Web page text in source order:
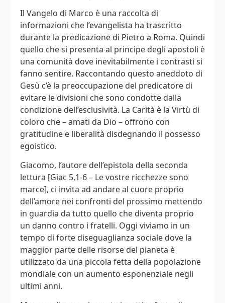
Il Vangelo di Marco è una raccolta di
informazioni che l’evangelista ha trascritto
durante la predicazione di Pietro a Roma. Quindi
quello che si presenta al principe degli apostoli è
una comunità dove inevitabilmente i contrasti si
fanno sentire. Raccontando questo aneddoto di
Gesù c’è la preoccupazione del predicatore di
evitare le divisioni che sono condotte dalla
condizione dell’esclusività. La Carità è la Virtù di
coloro che – amati da Dio – offrono con
gratitudine e liberalità disdegnando il possesso
egoistico.
Giacomo, l’autore dell’epistola della seconda
lettura [Giac 5,1-6 – Le vostre ricchezze sono
marce], ci invita ad andare al cuore proprio
dell’amore nei confronti del prossimo mettendo
in guardia da tutto quello che diventa proprio
un danno contro i fratelli. Oggi viviamo in un
tempo di forte diseguaglianza sociale dove la
maggior parte delle risorse del pianeta è
utilizzato da una piccola fetta della popolazione
mondiale con un aumento esponenziale negli
ultimi anni.